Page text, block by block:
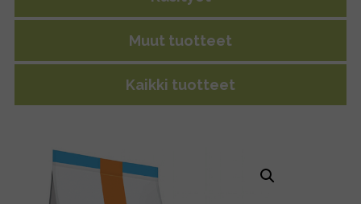
Muut tuotteet
Kaikki tuotteet